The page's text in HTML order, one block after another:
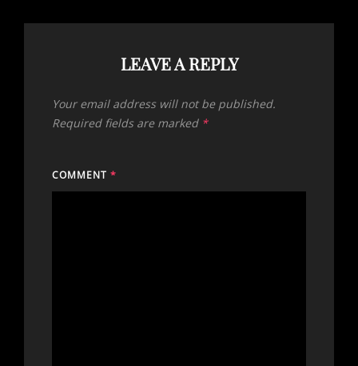
LEAVE A REPLY
Your email address will not be published.
Required fields are marked *
COMMENT *